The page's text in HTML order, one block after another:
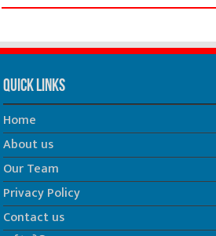
Quick Links
Home
About us
Our Team
Privacy Policy
Contact us